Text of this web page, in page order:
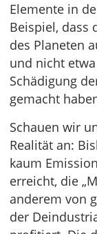
Elemente in
Beispiel, dass
des Planeten
und nicht
Schädigung
gemacht
Schauen wir
Realität an:
kaum
erreicht, die
anderem von
der